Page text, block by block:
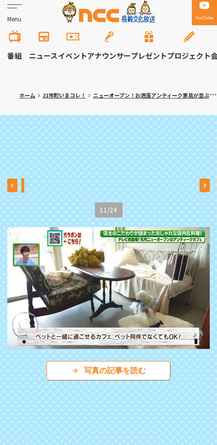
Menu YouTube
番組 ニュースイベントアナウンサープレゼントプロジェクト
ホーム 21市町いまコレ！ ニューオープン！お洒落アンティーク家具が並ぶ インスタ映えカフェ 川棚町「Link cafe petit queue（リンクカフェ プティークー）」
11/24
写真の記事を読む